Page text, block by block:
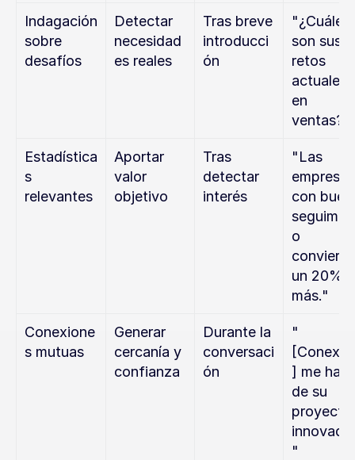
Indagación
sobre
desafíos
Detectar
necesidad
es reales
Tras breve
introducci
ón
"¿Cuáles
son sus
retos
actuales
en
ventas?"
Estadística
s
relevantes
Aportar
valor
objetivo
Tras
detectar
interés
"Las
empresas
con buen
o
un 20%
más."
Conexione
s mutuas
Generar
cercanía y
confianza
Durante la
conversaci
ón
"
] me
de su
proyecto
"